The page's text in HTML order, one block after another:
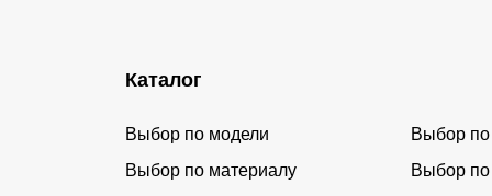
Каталог
Выбор по модели
Выбор
Выбор по материалу
Выбор по